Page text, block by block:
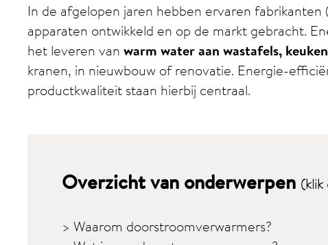
In de afgelopen jaren hebben ervaren
apparaten ontwikkeld en op de markt gebracht.
het leveren van warm water aan wastafels,
kranen, in nieuwbouw of renovatie. Energie-
productkwaliteit staan hierbij centraal.
Overzicht van onderwerpen
> Waarom doorstroomverwarmers?